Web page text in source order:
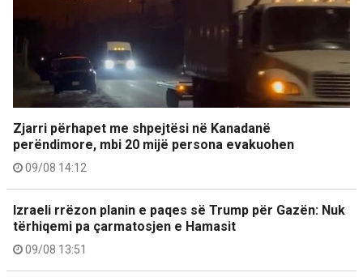
Zjarri përhapet me shpejtësi në Kanadanë
perëndimore, mbi 20 mijë persona evakuohen
09/08 14:12
Izraeli rrëzon planin e paqes së Trump për Gazën: Nuk
tërhiqemi pa çarmatosjen e Hamasit
09/08 13:51